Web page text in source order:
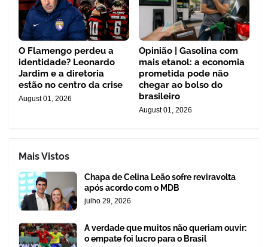
O Flamengo perdeu a
identidade? Leonardo
Jardim e a diretoria
estão no centro da crise
August 01, 2026
Opinião | Gasolina com
mais etanol: a economia
prometida pode não
chegar ao bolso do
brasileiro
August 01, 2026
Mais Vistos
Chapa de Celina Leão sofre reviravolta
após acordo com o MDB
julho 29, 2026
A verdade que muitos não queriam ouvir:
o empate foi lucro para o Brasil